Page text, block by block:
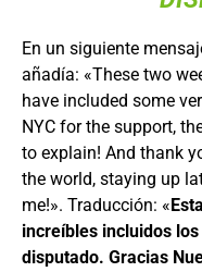
En un siguiente
añadía: «These two
have included some
NYC for the support,
to explain! And thank
the world, staying up
me!». Traducción: «
increíbles incluidos
disputado. Gracias